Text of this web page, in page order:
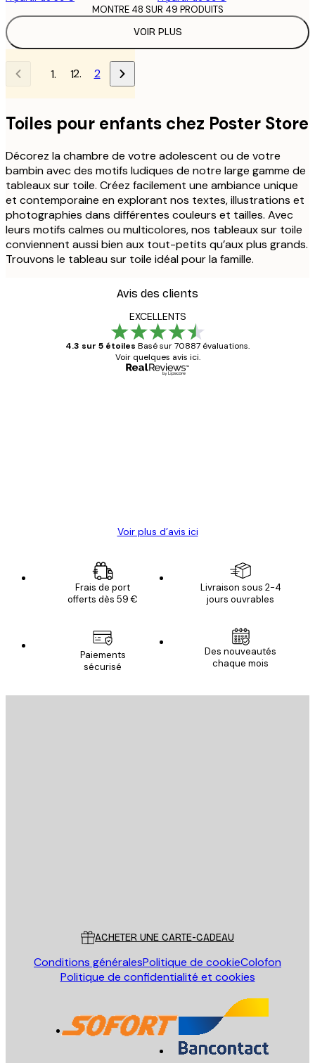
VOIR PLUS
MONTRE 48 SUR 49 PRODUITS
1 2
Toiles pour enfants chez Poster Store
Décorez la chambre de votre adolescent ou de votre
bambin avec des motifs ludiques de notre large gamme de
tableaux sur toile. Créez facilement une ambiance unique
et contemporaine en explorant nos textes, illustrations et
photographies dans différentes couleurs et tailles. Avec
leurs motifs calmes ou multicolores, nos tableaux sur toile
conviennent aussi bien aux tout-petits qu’aux plus grands.
Trouvons le tableau sur toile idéal pour la famille.
Avis des clients
EXCELLENTS
4.3 sur 5 étoiles Basé sur 70887 évaluations.
Voir quelques avis ici.
Voir plus d’avis ici
S'INSCRIRE
Frais de port
offerts dès 59 €
Livraison sous 2-4
jours ouvrables
Paiements
sécurisé
Des nouveautés
chaque mois
ACHETER UNE CARTE-CADEAU
Conditions généralesPolitique de cookieColofon
Politique de confidentialité et cookies